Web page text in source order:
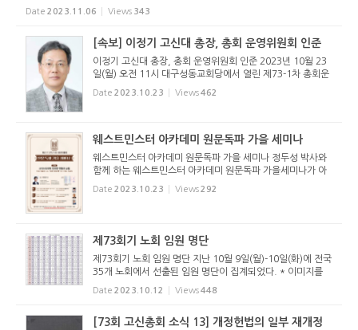
구가 강종환 장로(창원 가음정교회), 『분쟁하는 성도, 화평케 하는 복음』(지우,
Date 2023.11.06 Views 343
[속보] 이정기 고신대 총장, 총회 운영위원회 인준
이정기 고신대 총장, 총회 운영위원회 인준 2023년 10월 23
일(월) 오전 11시 대구성동교회당에서 열린 제73-1차 총회운
영위원회가 이정기 교수에 대한 고신대학교 총장 인준을 최종
결의했다. 학교법인 고려학원 이사회(이사장 유연수 목사)는
Date 2023.10.23 Views462
웨스트민스터 아카데미 원문독파 가을 세미나
웨스트민스터 아카데미 원문독파 가을 세미나 정두성 박사와
함께 하는 웨스트민스터 아카데미 원문독파 가을세미나가 아
Date 2023.10.23 Views292
제73회기 노회 임원 명단
제73회기 노회 임원 명단 지난 10월 9일(월)-10일(화)에 전국
35개 노회에서 선출된 임원 명단이 집계되었다. * 이미지를
클릭하면 크게 볼 수 있다.
Date 2023.10.12 Views448
[73회 고신총회 소식 13] 개정헌법의 일부 재개정